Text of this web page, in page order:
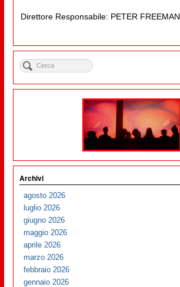
Direttore Responsabile: PETER FREEMAN
Archivi
agosto 2026
luglio 2026
giugno 2026
maggio 2026
aprile 2026
marzo 2026
febbraio 2026
gennaio 2026